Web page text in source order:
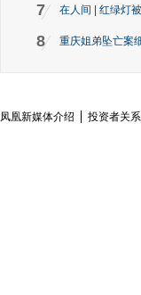
7 在人间 | 红绿灯
8 重庆姐弟坠亡案
凤凰新媒体介绍 投资者关